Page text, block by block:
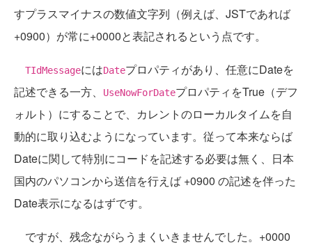
すプラスマイナスの数値文字列（例えば、JSTであれば
+0900）が常に+0000と表記されるという点です。
TIdMessageにはDateプロパティがあり、任意にDateを
記述できる一方、
UseNowForDateプロパティをTrue（デフ
ォルト）にすることで、カレントのローカルタイムを自
動的に取り込むようになっています。従って本来ならば
Dateに関して特別にコードを記述する必要は無く、日本
国内のパソコンから送信を行えば +0900 の記述を伴った
Date表示になるはずです。
ですが、残念ながらうまくいきませんでした。+0000